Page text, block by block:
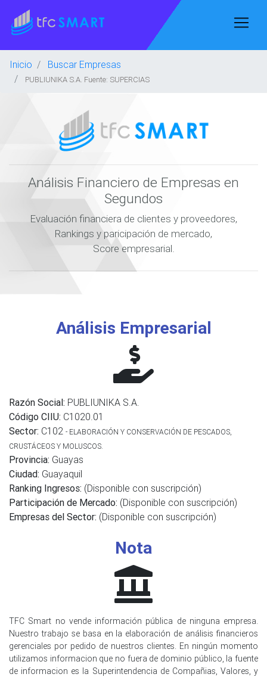
Inicio Buscar Empresas
PUBLIUNIKA S.A. Fuente: SUPERCIAS
Análisis Financiero de Empresas en
Segundos
Evaluación financiera de clientes y proveedores,
Rankings y paricipación de mercado,
Score empresarial.
Análisis Empresarial
Razón Social: PUBLIUNIKA S.A.
Código CIIU: C1020.01
Sector: C102 - ELABORACIÓN Y CONSERVACIÓN DE PESCADOS,
CRUSTÁCEOS Y MOLUSCOS.
Provincia: Guayas
Ciudad: Guayaquil
Ranking Ingresos: (Disponible con suscripción)
Participación de Mercado: (Disponible con suscripción)
Empresas del Sector: (Disponible con suscripción)
Nota
TFC Smart no vende información pública de ninguna empresa.
Nuestro trabajo se basa en la elaboración de análisis financieros
gerenciales por pedido de nuestros clientes. En ningún momento
utilizamos informacion que no fuera de dominio público, la fuente
de informacion es la Superintendencia de Compañias, Valores, y